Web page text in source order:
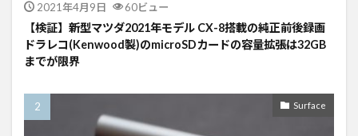
2021年4月9日 60ビュー
【検証】新型マツダ2021年モデル CX-8搭載の純正前後録画
ドラレコ(Kenwood製)のmicroSDカードの容量拡張は32GB
までが限界
Surface